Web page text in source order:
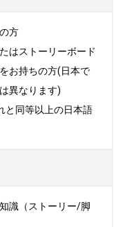
方
はストーリーボード
お持ちの方(日本で
異なります)
と同等以上の日本語
識（ストーリー/脚